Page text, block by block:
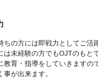
ちの方には即戦力としてご活
は未経験の方でもOJTのもと
教育・指導をしていきますの
が出来ます。